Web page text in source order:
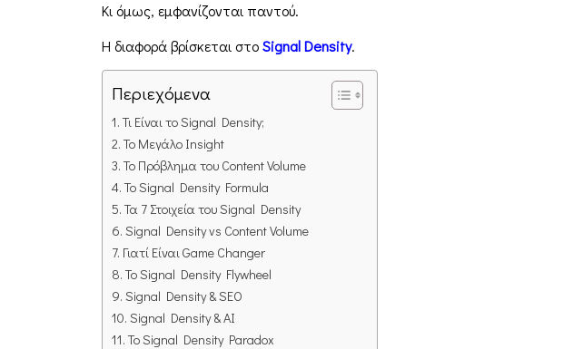
Κι όμως, εμφανίζονται παντού.
Η διαφορά βρίσκεται στοSignalDensity.
Περιεχόμενα
Τι Είναι το Signal Density;
Το Μεγάλο Insight
Το Πρόβλημα του Content Volume
Το Signal Density Formula
Τα 7 Στοιχεία του Signal Density
Signal Density vs Content Volume
Γιατί Είναι Game Changer
Το Signal Density Flywheel
Signal Density & SEO
Signal Density & AI
Το Signal Density Paradox